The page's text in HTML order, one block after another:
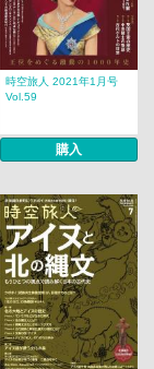
時空旅人 2021年1月号
Vol.59
購入